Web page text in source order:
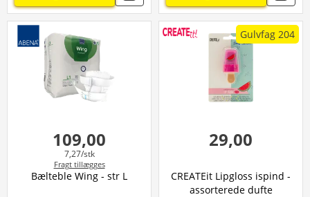
109,00
7,27/stk
Fragt tillægges
Bælteble Wing - str L
Gulvfag 204
29,00
CREATEit Lipgloss ispind -
assorterede dufte